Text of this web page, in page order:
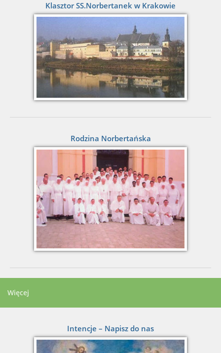
Klasztor SS.Norbertanek w Krakowie
Rodzina Norbertańska
Więcej
Intencje – Napisz do nas